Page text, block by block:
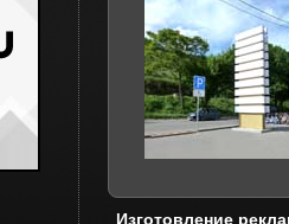
Изготовление